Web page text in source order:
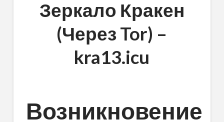
Зеркало Кракен
(Через Tor) –
kra13.icu
Возникновение